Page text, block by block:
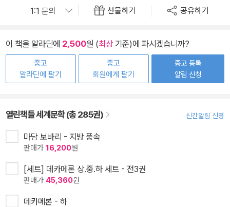
선물하기 공유하기
이 책을 알라딘에 2,500원 (최상기준)에 파시겠습니까?
중고
알라딘에 팔기
중고
회원에게 팔기
중고 등록
알림 신청
열린책들 세계문학 (총 285권) 신간알림 신청
마담 보바리 - 지방 풍속
판매가 16,200원
[세트] 데카메론 상.중.하 세트 - 전3권
판매가 45,360원
데카메론 - 하